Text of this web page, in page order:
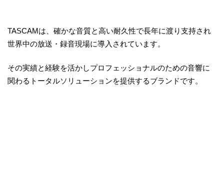
TASCAMは、確かな音質と高い耐久性で長年に渡り支持され
世界中の放送・録音現場に導入されています。
その実績と経験を活かしプロフェッショナルのための音響に
関わるトータルソリューションを提供するブランドです。